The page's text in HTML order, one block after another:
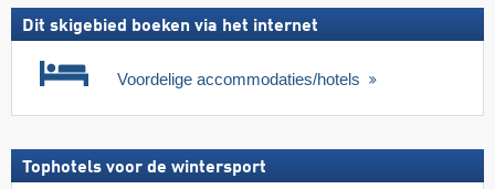
Dit skigebied boeken via het internet
Voordelige accommodaties/hotels
Tophotels voor de wintersport